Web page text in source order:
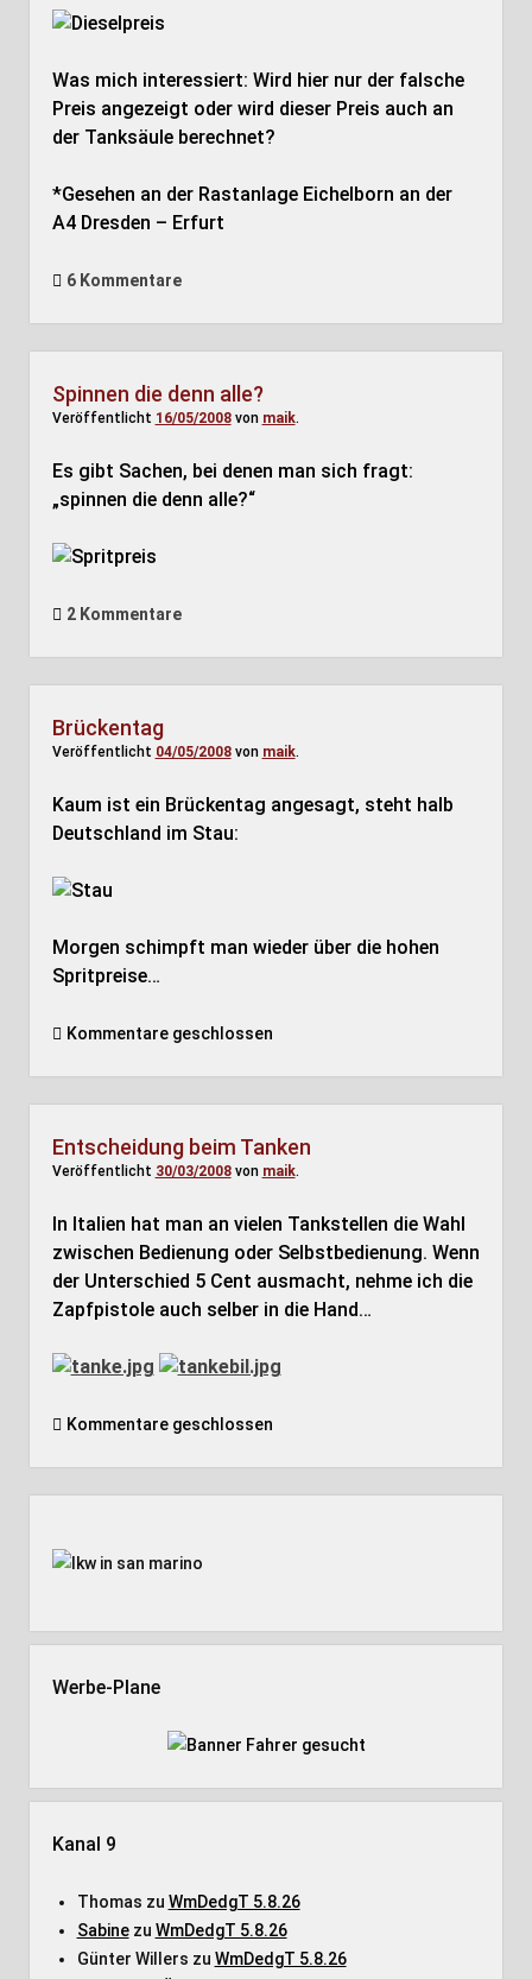
Was mich interessiert: Wird hier nur der falsche
Preis angezeigt oder wird dieser Preis auch an
der Tanksäule berechnet?
*Gesehen an der Rastanlage Eichelborn an der
A4 Dresden – Erfurt
6 Kommentare
Spinnen die denn alle?
Veröffentlicht 16/05/2008von maik.
Es gibt Sachen, bei denen man sich fragt:
„spinnen die denn alle?“
2 Kommentare
Brückentag
Veröffentlicht 04/05/2008von maik.
Kaum ist ein Brückentag angesagt, steht halb
Deutschland im Stau:
Morgen schimpft man wieder über die hohen
Spritpreise…
Kommentare geschlossen
Entscheidung beim Tanken
Veröffentlicht 30/03/2008von maik.
In Italien hat man an vielen Tankstellen die Wahl
zwischen Bedienung oder Selbstbedienung. Wenn
der Unterschied 5 Cent ausmacht, nehme ich die
Zapfpistole auch selber in die Hand…
Kommentare geschlossen
Werbe-Plane
Kanal 9
Thomas zu WmDedgT 5.8.26
Sabinezu WmDedgT 5.8.26
Günter Willers zu WmDedgT 5.8.26